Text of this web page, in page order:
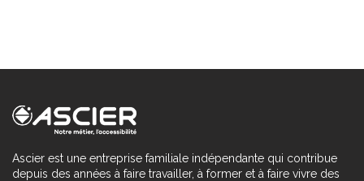
Ascier est une entreprise familiale indépendante qui contribue
depuis des années à faire travailler, à former et à faire vivre des